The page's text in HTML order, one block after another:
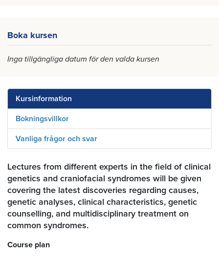
Boka kursen
Inga tillgängliga datum för den valda kursen
Kursinformation
Bokningsvillkor
Vanliga frågor och svar
Lectures from different experts in the field of clinical
genetics and craniofacial syndromes will be given
covering the latest discoveries regarding causes,
genetic analyses, clinical characteristics, genetic
counselling, and multidisciplinary treatment on
common syndromes.
Course plan